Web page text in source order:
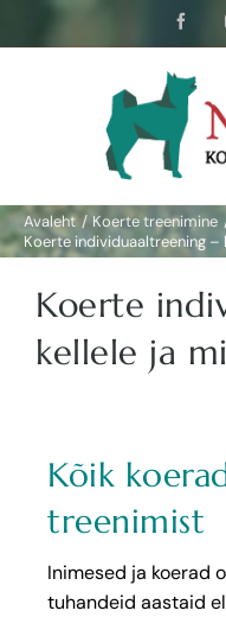
to
Avaleht
Koerte treenimine
Koerte individuaaltreening –
Koerte
kellele ja
Kõik
treenimist
Inimesed ja koerad
tuhandeid aastaid